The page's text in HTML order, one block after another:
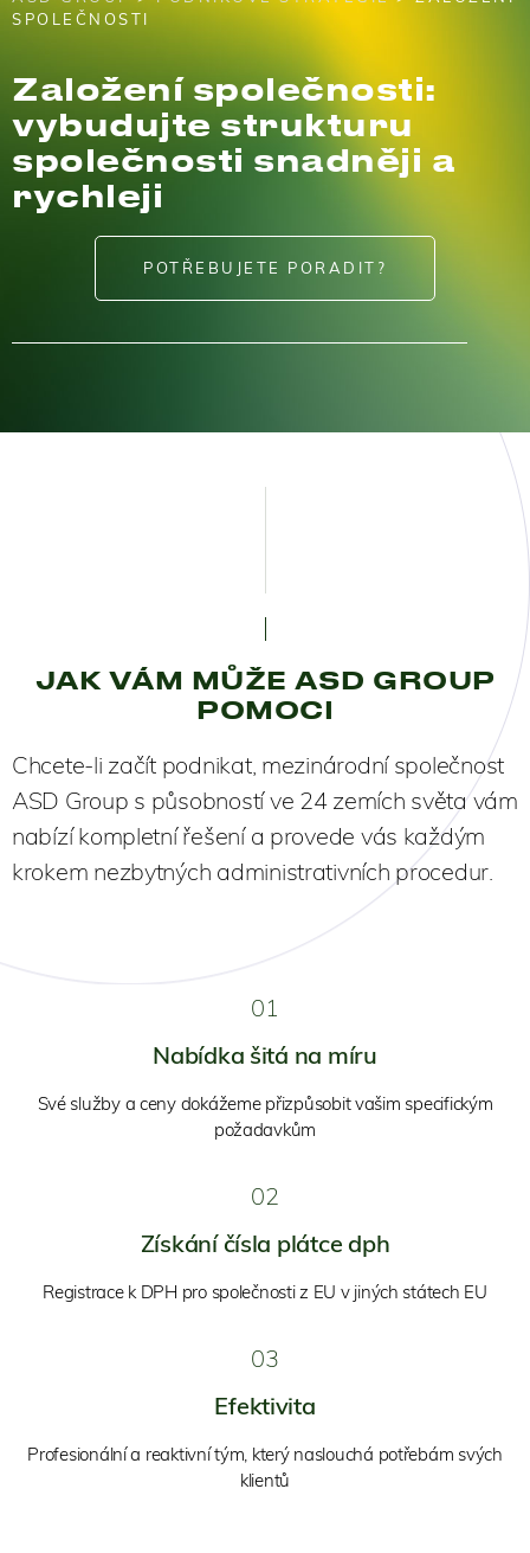
SPOLEČNOSTI
Založení společnosti:
vybudujte strukturu
společnosti snadněji a
rychleji
POTŘEBUJETE PORADIT?
JAK VÁM MŮŽE ASD GROUP
POMOCI
Chcete-li začít podnikat, mezinárodní společnost
ASD Group s působností ve 24 zemích světa vám
nabízí kompletní řešení a provede vás každým
krokem nezbytných administrativních procedur.
01
Nabídka šitá na míru
Své služby a ceny dokážeme přizpůsobit vašim specifickým
požadavkům
02
Získání čísla plátce dph
Registrace k DPH pro společnosti z EU v jiných státech EU
03
Efektivita
Profesionální a reaktivní tým, který naslouchá potřebám svých
klientů